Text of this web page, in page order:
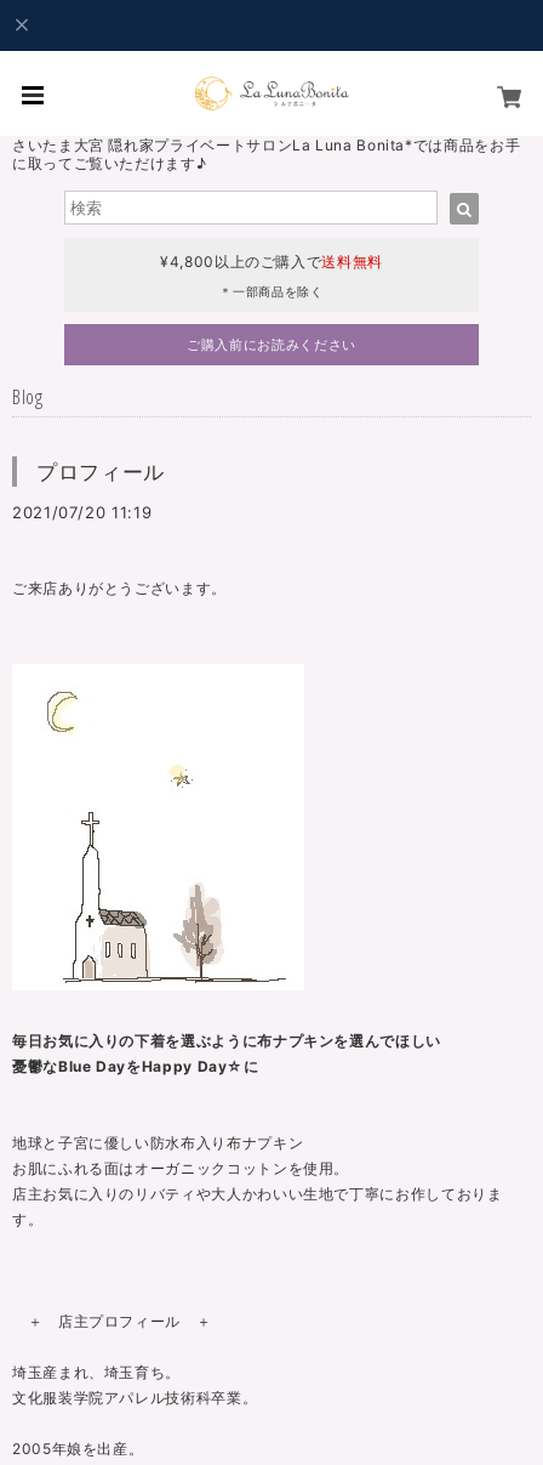
さいたま大宮 隠れ家プライベートサロンLa Luna Bonita*では商品をお手
に取ってご覧いただけます♪
¥4,800以上のご購入で送料無料
＊一部商品を除く
ご購入前にお読みください
Blog
プロフィール
2021/07/20 11:19
ご来店ありがとうございます。
毎日お気に入りの下着を選ぶように布ナプキンを選んでほしい
憂鬱なBlue DayをHappy Day☆に
地球と子宮に優しい防水布入り布ナプキン
お肌にふれる面はオーガニックコットンを使用。
店主お気に入りのリバティや大人かわいい生地で丁寧にお作しておりま
す。
＋ 店主プロフィール ＋
埼玉産まれ、埼玉育ち。
文化服装学院アパレル技術科卒業。
2005年娘を出産。